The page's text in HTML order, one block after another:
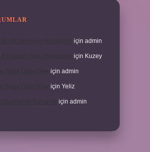
için admin
için Kuzey
Nasıl Özür Diler için admin
Nasıl Özür Diler için Yeliz
için admin